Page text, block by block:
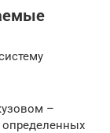
–
определенных